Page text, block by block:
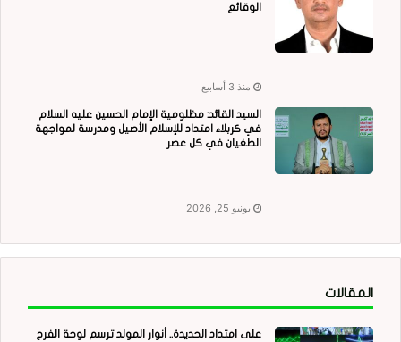
الوقائع
منذ 3 أسابيع
السيد القائد: مظلومية الإمام الحسين عليه السلام
في كربلاء امتداد للإسلام الأصيل ومدرسة لمواجهة
الطغيان في كل عصر
يونيو 25, 2026
المقالات
على امتداد الحديدة.. أنوار المولد ترسم لوحة الفرح